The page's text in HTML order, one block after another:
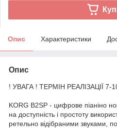
Опис Характеристики
Опис
! УВАГА ! ТЕРМІН РЕАЛІЗАЦІЇ
KORG B2SP - цифрове піаніно
на доступність і простоту
ретельно відібраними звуками,